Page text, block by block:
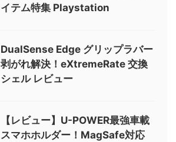
イテム特集 Playstation
DualSense Edge グリップラバー
剥がれ解決！eXtremeRate 交換
シェル レビュー
【レビュー】U-POWER最強車載
スマホホルダー！MagSafe対応